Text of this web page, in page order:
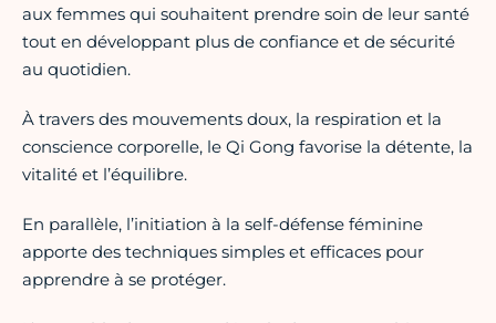
aux femmes qui souhaitent prendre soin de leur santé
tout en développant plus de confiance et de sécurité
au quotidien.
À travers des mouvements doux, la respiration et la
conscience corporelle, le Qi Gong favorise la détente, la
vitalité et l’équilibre.
En parallèle, l’initiation à la self-défense féminine
apporte des techniques simples et efficaces pour
apprendre à se protéger.